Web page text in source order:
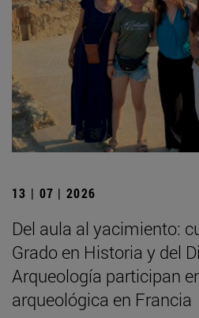
13 | 07 | 2026
Del aula al yacimiento:
Grado en Historia y del
Arqueología participan
arqueológica en Francia